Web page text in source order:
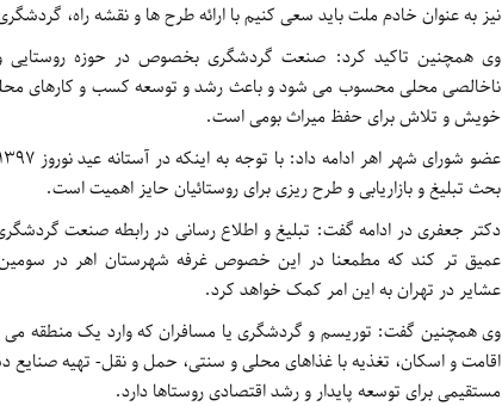
نیز به عنوان خادم ملت باید سعی کنیم با ارائه طرح ها و نقشه راه،
وی همچنین تاکید کرد: صنعت گردشگری بخصوص در حوزه روستایی
ناخالصی محلی محسوب می شود و باعث رشد و توسعه کسب و کارهای
خویش و تلاش برای حفظ میراث بومی است.
بحث تبلیغ و بازاریابی و طرح ریزی برای روستائیان حایز اهمیت است.
دکتر جعفری در ادامه گفت: تبلیغ و اطلاع رسانی در رابطه صنعت
عمیق تر کند که مطمعنا در این خصوص غرفه شهرستان اهر در سومین
عشایر در تهران به این امر کمک خواهد کرد.
وی همچنین گفت: توریسم و گردشگری یا مسافران که وارد یک منطقه می
اقامت و اسکان، تغذیه با غذاهای محلی و سنتی، حمل و نقل- تهیه
مستقیمی برای توسعه پایدار و رشد اقتصادی روستاها دارد.